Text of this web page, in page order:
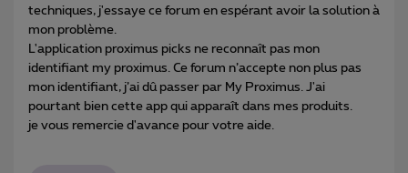
techniques, j'essaye ce forum en espérant avoir la solution à
mon problème.
L'application proximus picks ne reconnaît pas mon
identifiant my proximus. Ce forum n’accepte non plus pas
mon identifiant, j’ai dû passer par My Proximus. J'ai
pourtant bien cette app qui apparaît dans mes produits.
je vous remercie d'avance pour votre aide.